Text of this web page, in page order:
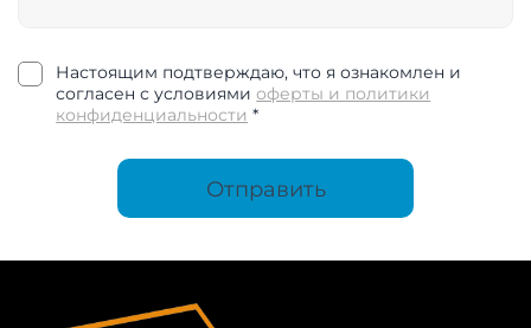
Настоящим подтверждаю, что я ознакомлен и
согласен с условиямиоферты и политики
конфиденциальности *
Отправить